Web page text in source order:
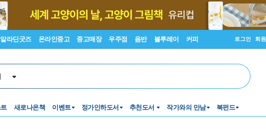
알라딘굿즈 온라인중고 중고매장 우주점 음반 블루레이 커피 로그인 회
새로나온책 이벤트 정가인하도서 추천도서 작가와의 만남 북펀드